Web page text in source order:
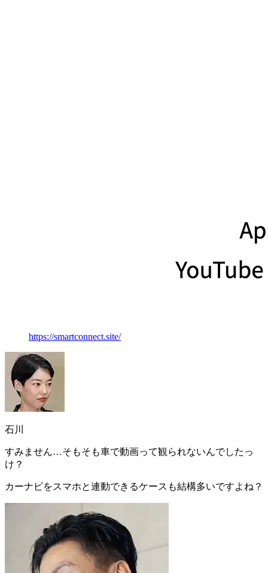
https://smartconnect.site/
石川
すみません…そもそも車で動画って観られないんでしたっ
け？
カーナビをスマホと連動できるケースも結構多いですよね？